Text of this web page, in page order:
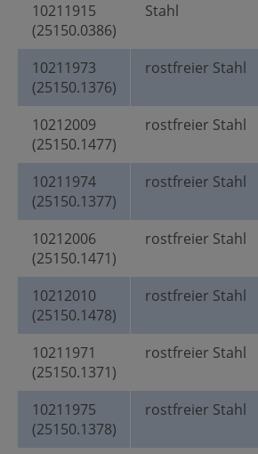
10211915
(25150.0386)
Stahl
10211973
(25150.1376)
rostfreier Stahl
10212009
(25150.1477)
rostfreier Stahl
10211974
(25150.1377)
rostfreier Stahl
10212006
(25150.1471)
rostfreier Stahl
10212010
(25150.1478)
rostfreier Stahl
10211971
(25150.1371)
rostfreier Stahl
10211975
(25150.1378)
rostfreier Stahl